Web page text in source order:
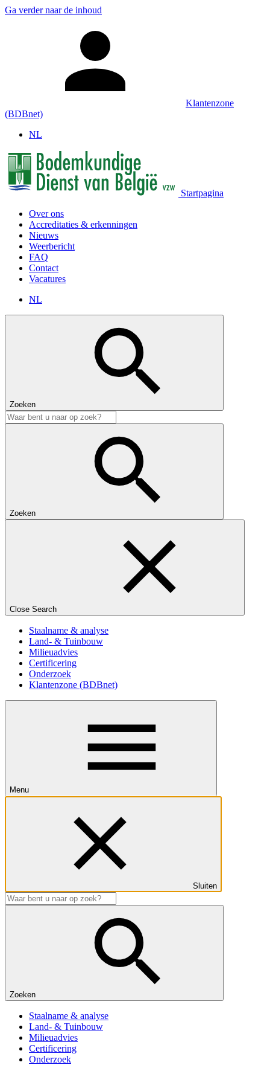
Ga verder naar de inhoud
Klantenzone
(BDBnet)
NL
Startpagina
Over ons
Accreditaties & erkenningen
Nieuws
Weerbericht
FAQ
Contact
Vacatures
NL
Zoeken
Zoeken
Close Search
Staalname & analyse
Land- & Tuinbouw
Milieuadvies
Certificering
Onderzoek
Klantenzone (BDBnet)
Menu
Sluiten
Zoeken
Staalname & analyse
Land- & Tuinbouw
Milieuadvies
Certificering
Onderzoek